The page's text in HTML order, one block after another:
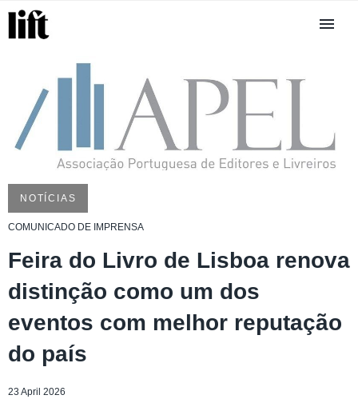
NOTÍCIAS
COMUNICADO DE IMPRENSA
Feira do Livro de Lisboa renova
distinção como um dos
eventos com melhor reputação
do país
23 April 2026